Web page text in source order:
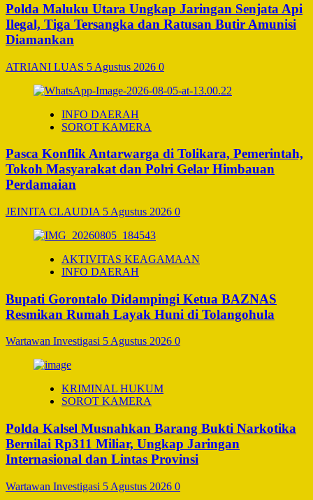
Polda Maluku Utara Ungkap Jaringan Senjata Api
Ilegal, Tiga Tersangka dan Ratusan Butir Amunisi
Diamankan
ATRIANI LUAS 5 Agustus 2026 0
INFO DAERAH
SOROT KAMERA
Pasca Konflik Antarwarga di Tolikara, Pemerintah,
Tokoh Masyarakat dan Polri Gelar Himbauan
Perdamaian
JEINITA CLAUDIA 5 Agustus 2026 0
AKTIVITAS KEAGAMAAN
INFO DAERAH
Bupati Gorontalo Didampingi Ketua BAZNAS
Resmikan Rumah Layak Huni di Tolangohula
Wartawan Investigasi 5 Agustus 2026 0
KRIMINAL HUKUM
SOROT KAMERA
Polda Kalsel Musnahkan Barang Bukti Narkotika
Bernilai Rp311 Miliar, Ungkap Jaringan
Internasional dan Lintas Provinsi
Wartawan Investigasi 5 Agustus 2026 0